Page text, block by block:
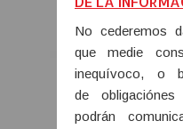
No cederemos
que medie
inequívoco, o
de
podrán